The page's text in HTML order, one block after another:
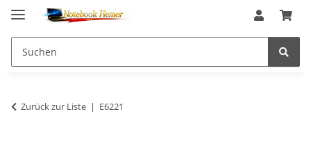
Zurück zur Liste E6221